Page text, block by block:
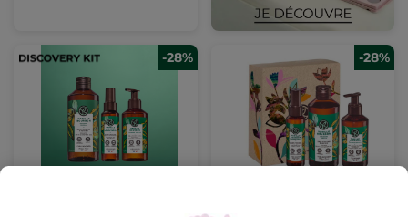
-28% -28%